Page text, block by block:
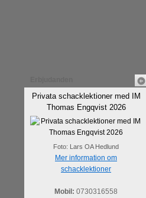
Privata schacklektioner med IM
Thomas Engqvist 2026
Foto: Lars OA Hedlund
Mer information om
schacklektioner
Mobil: 0730316558